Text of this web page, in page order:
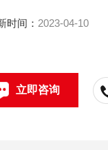
时间： 2023-04-10
立即咨询